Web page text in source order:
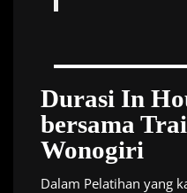
Durasi In
bersama
Wonogiri
Dalam Pelatihan yang